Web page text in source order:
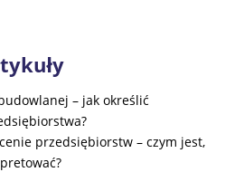
– jak określić
przedsiębiorstw – czym jest,